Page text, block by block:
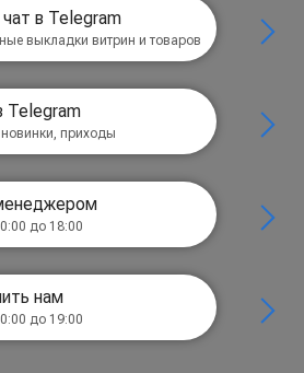
в Telegram
выкладки витрин и товаров
Telegram
приходы
до 18:00
нам
до 19:00